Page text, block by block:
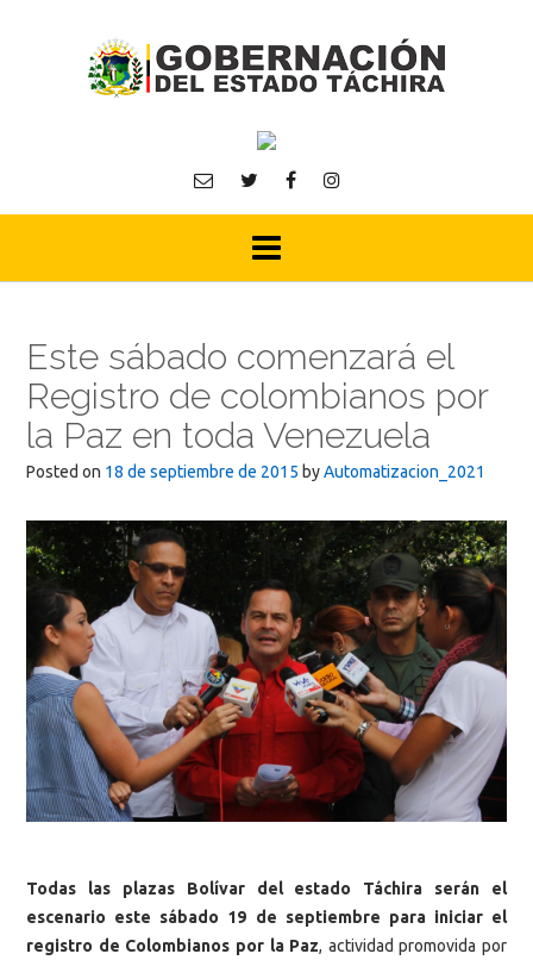
Este sábado comenzará el
Registro de colombianos por
la Paz en toda Venezuela
Posted on 18 de septiembre de 2015 byAutomatizacion_2021
Todas las plazas Bolívar del estado Táchira serán el
escenario este sábado 19 de septiembre para iniciar el
registro de Colombianos por la Paz, actividad promovida por